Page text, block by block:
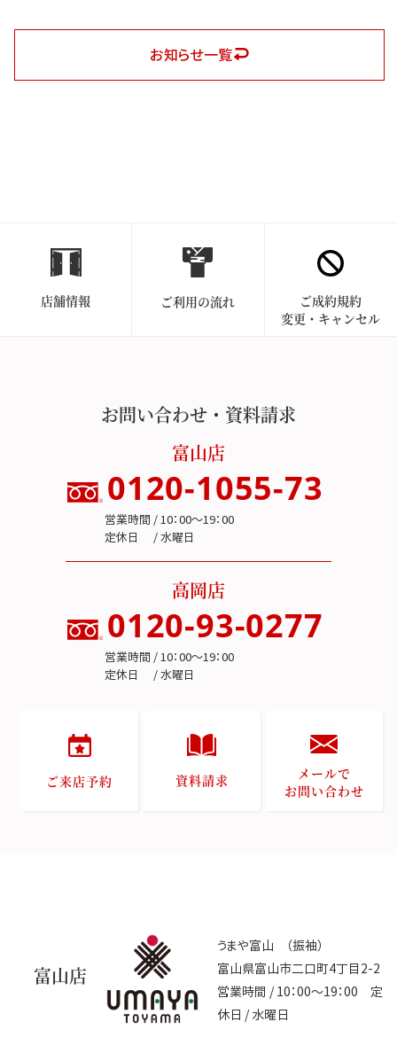
お知らせ一覧
店舗情報 ご利用の流れ
ご成約規約
変更・キャンセル
お問い合わせ・資料請求
富山店
0120-1055-73
営業時間 / 10：00～19：00
定休日 / 水曜日
高岡店
0120-93-0277
営業時間 / 10：00～19：00
定休日 / 水曜日
ご来店予約 資料請求
メールで
お問い合わせ
富山店
うまや富山 （振袖）
富山県富山市二口町4丁目2-2
営業時間 / 10：00～19：00 定
休日 / 水曜日